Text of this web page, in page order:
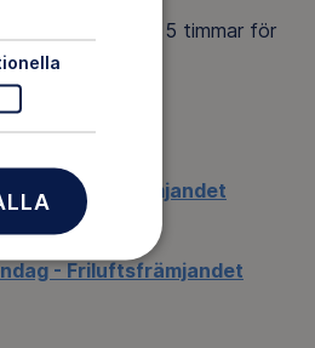
jobbar minst 5 timmar för
- Friluftsfrämjandet
- Friluftsfrämjandet